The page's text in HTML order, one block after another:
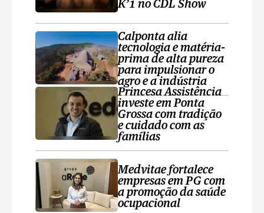
K’1 no CDL Show
Calponta alia
tecnologia e matéria-
prima de alta pureza
para impulsionar o
agro e a indústria
Princesa Assistência
investe em Ponta
Grossa com tradição
e cuidado com as
famílias
Medvitae fortalece
empresas em PG com
a promoção da saúde
ocupacional